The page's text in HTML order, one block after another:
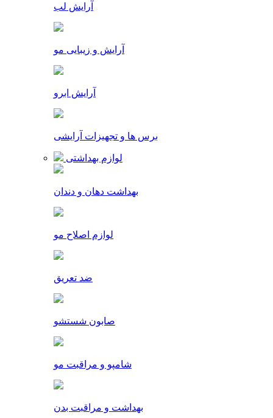
آرایش لب
آرایش و زیبایی مو
آرایش ابرو
برس ها و تجهیزات آرایشی
لوازم بهداشتی
بهداشت دهان و دندان
لوازم اصلاح مو
ضد تعریق
صابون شستشو
شامپو و مراقبت مو
بهداشت و مراقبت بدن